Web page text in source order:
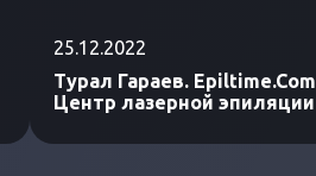
25.12.2022
Турал Гараев. Epiltime.Com
Центр лазерной эпиляции